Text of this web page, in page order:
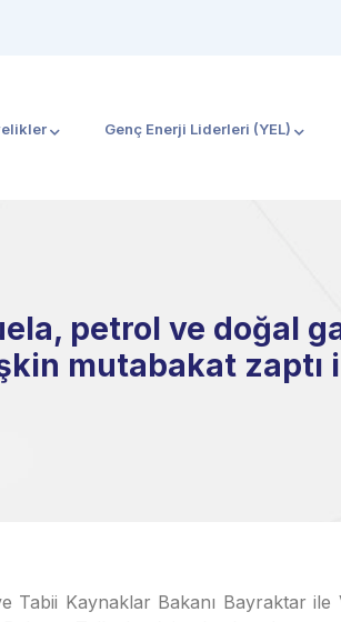
Genç Enerji Liderleri (YEL)
petrol ve doğal
mutabakat zaptı
Tabii Kaynaklar Bakanı Bayraktar ile